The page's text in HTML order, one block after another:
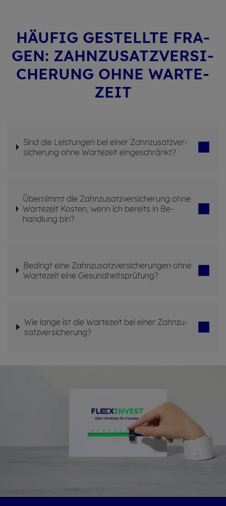
HÄU­FIG GE­STELL­TE FRA­
GEN: ZAHN­ZU­SATZ­VER­SI­
CHE­RUNG OHNE WAR­TE­
ZEIT
Sind die Leis­tun­gen bei einer Zahn­zu­satz­ver­
si­che­rung ohne War­te­zeit ein­ge­schränkt?
Über­nimmt die Zahn­zu­satz­ver­si­che­rung ohne
War­te­zeit Kos­ten, wenn ich be­reits in Be­
hand­lung bin?
Be­dingt eine Zahn­zu­satz­ver­si­che­run­gen ohne
War­te­zeit eine Ge­sund­heits­prü­fung?
Wie lange ist die War­te­zeit bei einer Zahn­zu­
satz­ver­si­che­rung?